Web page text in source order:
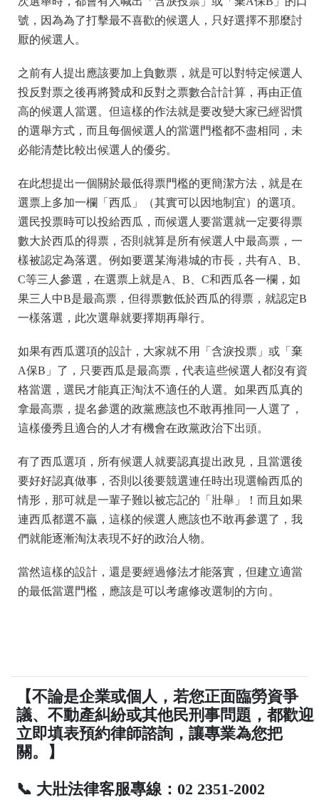
號，因為為了打擊最不喜歡的候選人，只好選擇不那麼討
厭的候選人。
之前有人提出應該要加上負數票，就是可以對特定候選人
投反對票之後再將贊成和反對之票數合計計算，再由正值
高的候選人當選。但這樣的作法就是要改變大家已經習慣
的選舉方式，而且每個候選人的當選門檻都不盡相同，未
必能清楚比較出候選人的優劣。
在此想提出一個關於最低得票門檻的更簡潔方法，就是在
選票上多加一欄「西瓜」（其實可以因地制宜）的選項。
選民投票時可以投給西瓜，而候選人要當選就一定要得票
數大於西瓜的得票，否則就算是所有候選人中最高票，一
樣被認定為落選。例如要選某海港城的市長，共有A、B、
C等三人參選，在選票上就是A、B、C和西瓜各一欄，如
果三人中B是最高票，但得票數低於西瓜的得票，就認定B
一樣落選，此次選舉就要擇期再舉行。
如果有西瓜選項的設計，大家就不用「含淚投票」或「棄
A保B」了，只要西瓜是最高票，代表這些候選人都沒有資
格當選，選民才能真正淘汰不適任的人選。如果西瓜真的
拿最高票，提名參選的政黨應該也不敢再推同一人選了，
這樣優秀且適合的人才有機會在政黨政治下出頭。
有了西瓜選項，所有候選人就要認真提出政見，且當選後
要好好認真做事，否則以後要競選連任時出現選輸西瓜的
情形，那可就是一輩子難以被忘記的「壯舉」！而且如果
連西瓜都選不贏，這樣的候選人應該也不敢再參選了，我
們就能逐漸淘汰表現不好的政治人物。
當然這樣的設計，還是要經過修法才能落實，但建立適當
的最低當選門檻，應該是可以考慮修改選制的方向。
【不論是企業或個人，若您正面臨勞資爭
議、不動產糾紛或其他民刑事問題，都歡迎
立即填表預約律師諮詢，讓專業為您把
關。】
📞 大壯法律客服專線：02 2351-2002